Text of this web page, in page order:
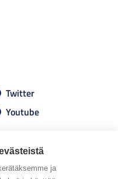
ja
Twitter
Youtube